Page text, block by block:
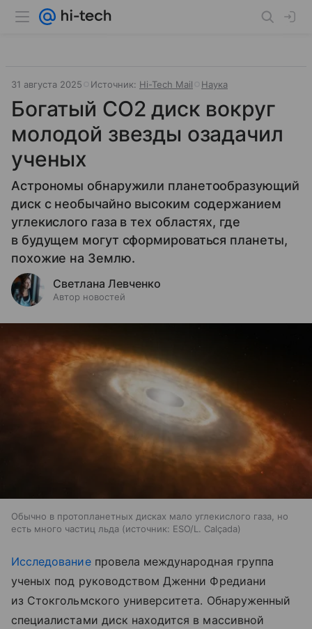
31 августа 2025 Источник: Hi-Tech Mail Наука
Богатый CO2 диск вокруг
молодой звезды озадачил
ученых
Астрономы обнаружили планетообразующий
диск с необычайно высоким содержанием
углекислого газа в тех областях, где
в будущем могут сформироваться планеты,
похожие на Землю.
Светлана Левченко
Автор новостей
Обычно в протопланетных дисках мало углекислого газа, но
есть много частиц льда
источник: ESO/L. Calçada
Исследованиепровела международная группа
ученых под руководством Дженни Фредиани
из Стокгольмского университета. Обнаруженный
специалистами диск находится в массивной